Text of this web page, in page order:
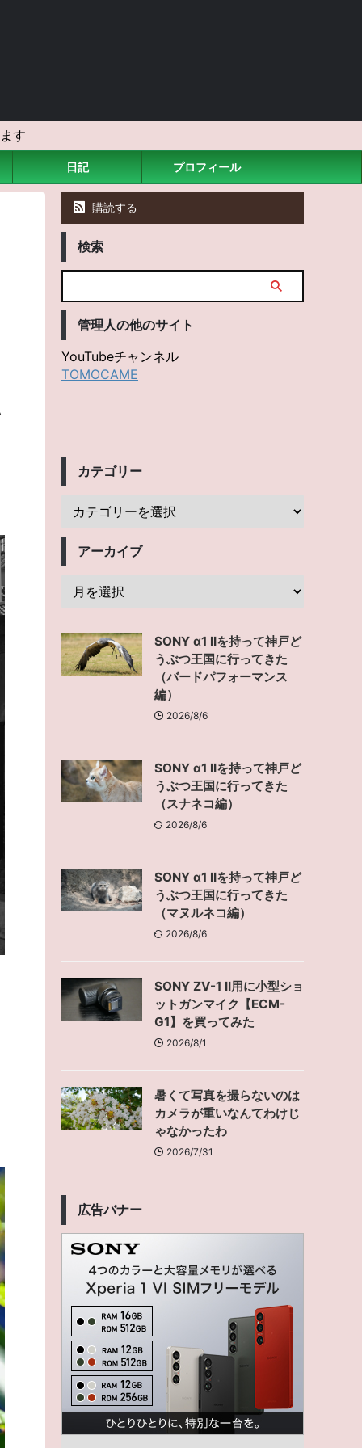
す
日記 プロフィール
購読する
検索
管理人の他のサイト
YouTubeチャンネル
TOMOCAME
カテゴリー
アーカイブ
SONY α1 IIを持って神戸ど
うぶつ王国に行ってきた
（バードパフォーマンス
編）
2026/8/6
SONY α1 IIを持って神戸ど
うぶつ王国に行ってきた
（スナネコ編）
2026/8/6
SONY α1 IIを持って神戸ど
うぶつ王国に行ってきた
（マヌルネコ編）
2026/8/6
SONY ZV-1 II用に小型ショ
ットガンマイク【ECM-
G1】を買ってみた
2026/8/1
暑くて写真を撮らないのは
カメラが重いなんてわけじ
ゃなかったわ
2026/7/31
広告バナー